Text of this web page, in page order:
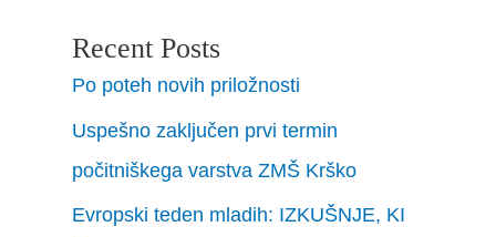
Recent Posts
Po poteh novih priložnosti
Uspešno zaključen prvi termin
počitniškega varstva ZMŠ Krško
Evropski teden mladih: IZKUŠNJE, KI